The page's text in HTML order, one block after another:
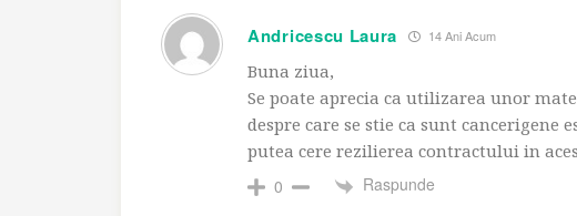
Andricescu Laura 14 Ani Acum
Buna ziua,
Se poate aprecia ca utilizarea unor
despre care se stie ca sunt cancerigene
putea cere rezilierea contractului in
0
Raspunde